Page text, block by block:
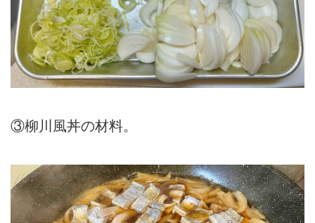
③柳川風丼の材料。